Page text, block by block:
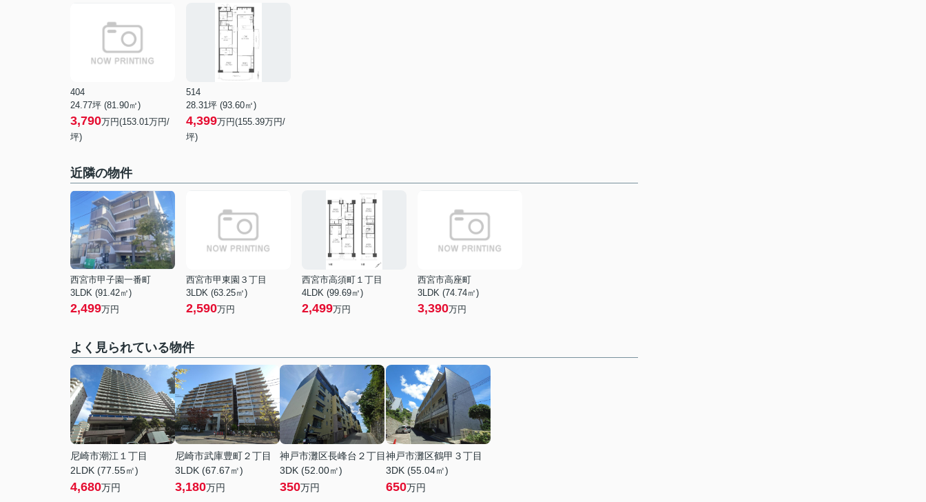
404
24.77坪 (81.90㎡)
3,790万円(153.01万円/
坪)
514
28.31坪 (93.60㎡)
4,399万円(155.39万円/
坪)
近隣の物件
西宮市甲子園一番町
3LDK (91.42㎡)
2,499万円
西宮市甲東園３丁目
3LDK (63.25㎡)
2,590万円
西宮市高須町１丁目
4LDK (99.69㎡)
2,499万円
西宮市高座町
3LDK (74.74㎡)
3,390万円
よく見られている物件
尼崎市潮江１丁目
2LDK (77.55㎡)
4,680万円
尼崎市武庫豊町２丁目
3LDK (67.67㎡)
3,180万円
神戸市灘区長峰台２丁目
3DK (52.00㎡)
350万円
神戸市灘区鶴甲３丁目
3DK (55.04㎡)
650万円